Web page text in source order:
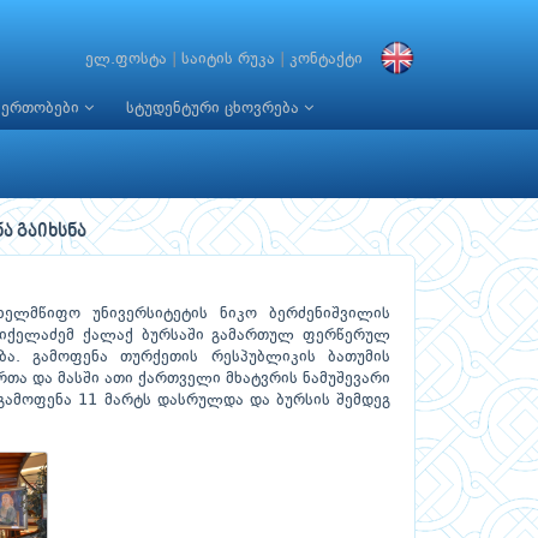
ელ.ფოსტა საიტის რუკა კონტაქტი
სტუდენტური ცხოვრება
გაიხსნა
უნივერსიტეტის ნიკო ბერძენიშვილის
ქალაქ ბურსაში გამართულ ფერწერულ
გამოფენა თურქეთის რესპუბლიკის ბათუმის
და მასში ათი ქართველი მხატვრის ნამუშევარი
11 მარტს დასრულდა და ბურსის შემდეგ